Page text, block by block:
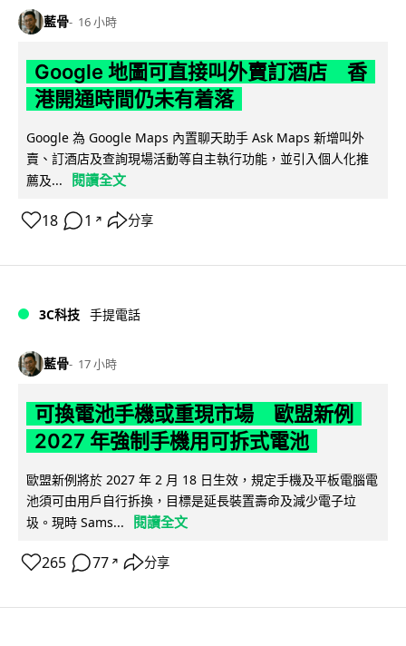
藍骨 16 小時
Google 地圖可直接叫外賣訂酒店 香
港開通時間仍未有着落
Google 為 Google Maps 內置聊天助手 Ask Maps 新增叫外
賣、訂酒店及查詢現場活動等自主執行功能，並引入個人化推
薦及...
閱讀全文
18 1 ↗ 分享
3C科技 手提電話
藍骨 17 小時
可換電池手機或重現市場 歐盟新例
2027 年強制手機用可拆式電池
歐盟新例將於 2027 年 2 月 18 日生效，規定手機及平板電腦電
池須可由用戶自行拆換，目標是延長裝置壽命及減少電子垃
圾。現時 Sams...
閱讀全文
265 77 ↗ 分享